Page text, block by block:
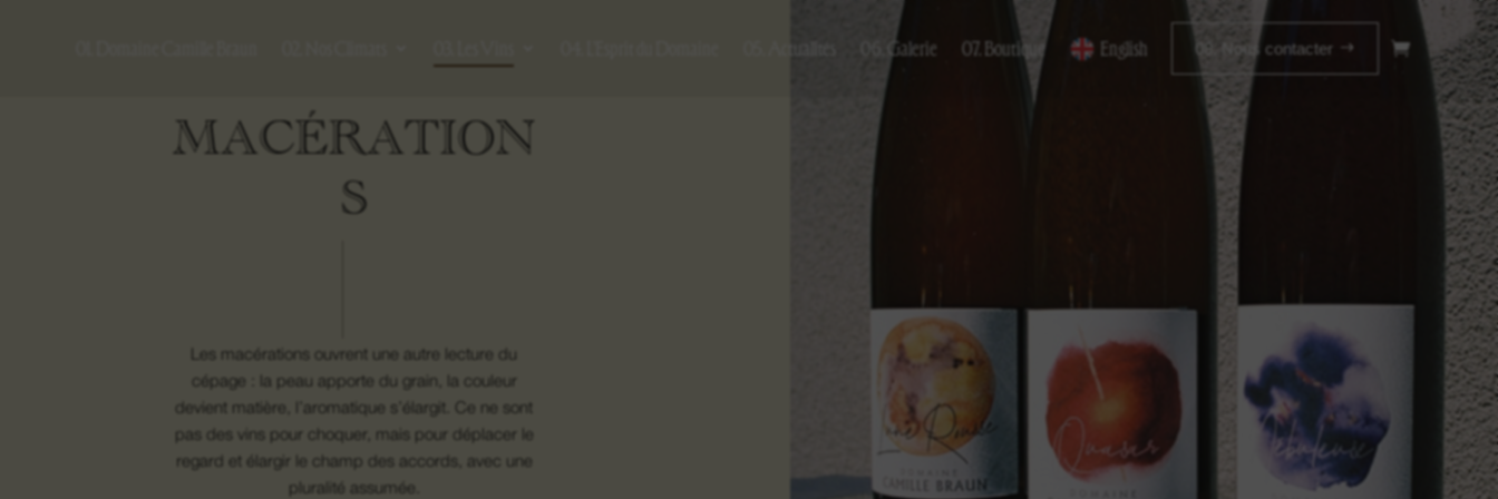
06. Galerie 07. Boutique English 08. Nous contacter
MACÉRATION
S
Les macérations ouvrent une autre lecture du
cépage : la peau apporte du grain, la couleur
devient matière, l’aromatique s’élargit. Ce ne sont
pas des vins pour choquer, mais pour déplacer le
regard et élargir le champ des accords, avec une
pluralité assumée.